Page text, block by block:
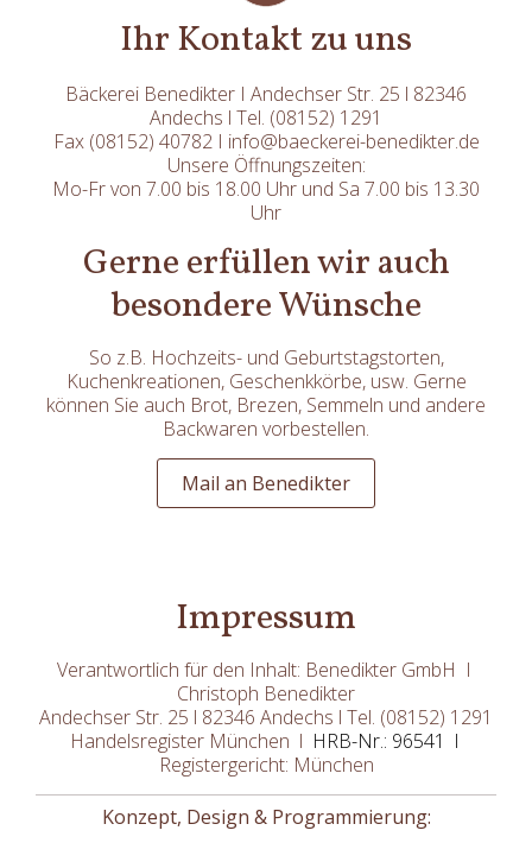
Ihr Kontakt zu uns
Bäckerei Benedikter I Andechser Str. 25 l 82346
Andechs l Tel. (08152) 1291
Fax (08152) 40782 I info@baeckerei-benedikter.de
Unsere Öffnungszeiten:
Mo-Fr von 7.00 bis 18.00 Uhr und Sa 7.00 bis 13.30
Uhr
Gerne erfüllen wir auch
besondere Wünsche
So z.B. Hochzeits- und Geburtstagstorten,
Kuchenkreationen, Geschenkkörbe, usw. Gerne
können Sie auch Brot, Brezen, Semmeln und andere
Backwaren vorbestellen.
Mail an Benedikter
Impressum
Verantwortlich für den Inhalt: Benedikter GmbH I
Christoph Benedikter
Andechser Str. 25 l 82346 Andechs l Tel. (08152) 1291
Handelsregister München l HRB-Nr.: 96541 l
Registergericht: München
Konzept, Design & Programmierung: